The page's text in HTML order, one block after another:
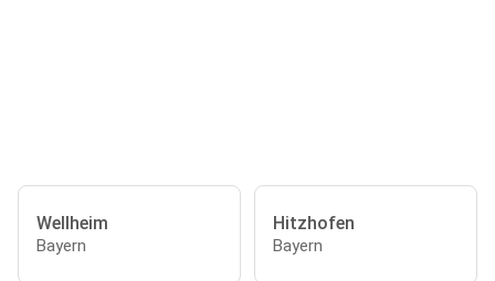
Wellheim
Bayern
Hitzhofen
Bayern